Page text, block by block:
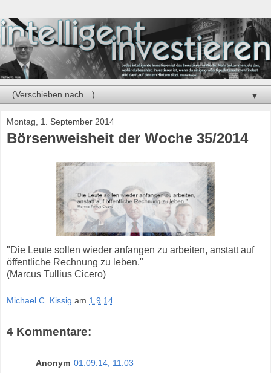
▼
Montag, 1. September 2014
Börsenweisheit der Woche 35/2014
"Die Leute sollen wieder anfangen zu arbeiten, anstatt auf
öffentliche Rechnung zu leben."
(Marcus Tullius Cicero)
Michael C. Kissig am 1.9.14
4 Kommentare:
Anonym 01.09.14, 11:03